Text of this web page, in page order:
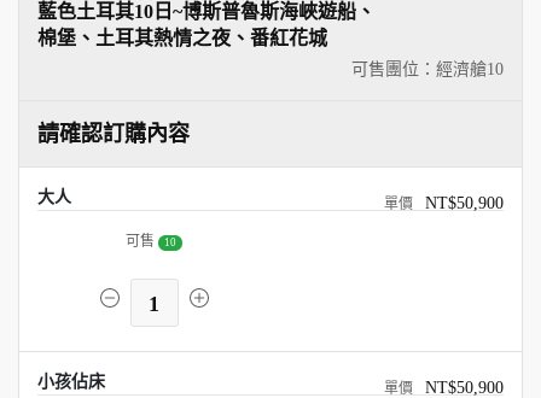
可售團位：經濟艙10
藍色土耳其10日~博斯普魯斯海峽遊船、
棉堡、土耳其熱情之夜、番紅花城
請確認訂購內容
大人 NT$50,900
可售 10
1
小孩佔床 NT$50,900